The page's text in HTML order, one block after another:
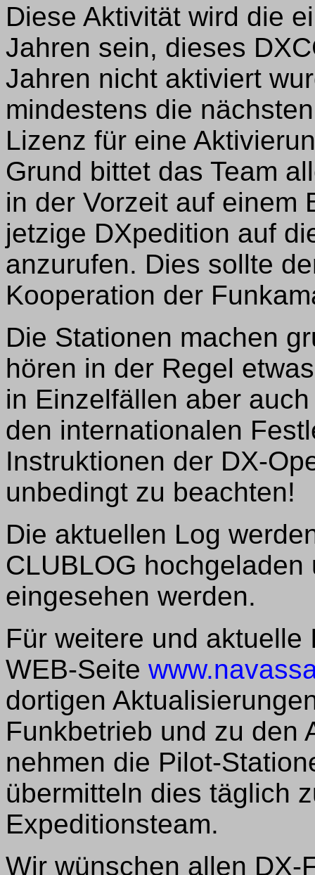
Diese Aktivität wird die
Jahren sein, dieses
Jahren nicht aktiviert
mindestens die
Lizenz für eine
Grund bittet das Team
in der Vorzeit auf einem
jetzige DXpedition auf
anzurufen. Dies sollte
Kooperation der
Die Stationen machen
hören in der Regel
in Einzelfällen aber
den internationalen
Instruktionen der DX-
unbedingt zu beachten!
Die aktuellen Log
CLUBLOG
eingesehen werden.
Für weitere und
WEB-Seite
dortigen
Funkbetrieb und zu den
nehmen die Pilot-
übermitteln dies täglich
Expeditionsteam.
Wir wünschen allen DX-